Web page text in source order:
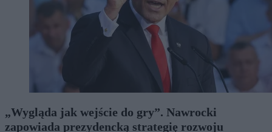
„Wygląda jak wejście do gry”. Nawrocki
zapowiada prezydencką strategię rozwoju